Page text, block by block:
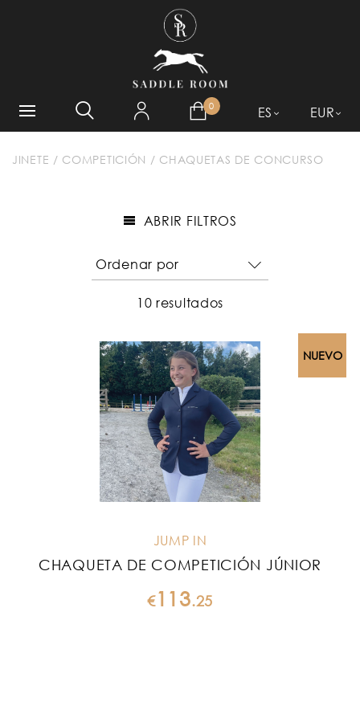
0 ES EUR
JINETE / COMPETICIÓN / CHAQUETAS DE CONCURSO
ABRIR FILTROS
10 resultados
NUEVO
JUMP IN
CHAQUETA DE COMPETICIÓN JÚNIOR
€113.25
¿QUÉ ESTÁ BUSCANDO?